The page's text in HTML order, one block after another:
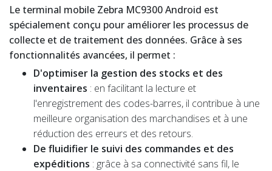
Le terminal mobile Zebra MC9300 Android est
spécialement conçu pour améliorer les processus de
collecte et de traitement des données. Grâce à ses
fonctionnalités avancées, il permet :
D'optimiser la gestion des stocks et des
inventaires : en facilitant la lecture et
l'enregistrement des codes-barres, il contribue à une
meilleure organisation des marchandises et à une
réduction des erreurs et des retours.
De fluidifier le suivi des commandes et des
expéditions : grâce à sa connectivité sans fil, le